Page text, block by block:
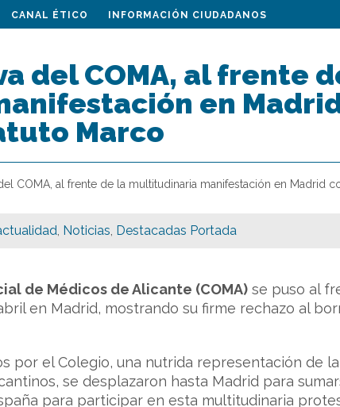
CANAL ÉTICO INFORMACIÓN CIUDADANOS
del COMA, al frente
en
Marco
del COMA, al frente de la multitudinaria manifestación en Madrid
, Noticias, Destacadas Portada
de Médicos de Alicante (COMA) se puso al
en Madrid, mostrando su firme rechazo al
por el Colegio, una nutrida representación de
se desplazaron hasta Madrid para
para participar en esta multitudinaria